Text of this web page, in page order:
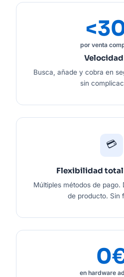
por venta
Velocidad
Busca, añade y cobra en
sin
💳
Flexibilidad total
Múltiples métodos de pago.
de producto. Sin
en hardware